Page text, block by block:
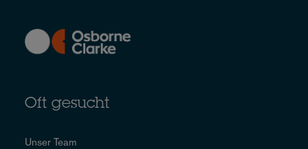
Oft gesucht
Unser Team